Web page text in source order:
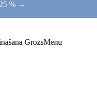
% →
GrozsMenu